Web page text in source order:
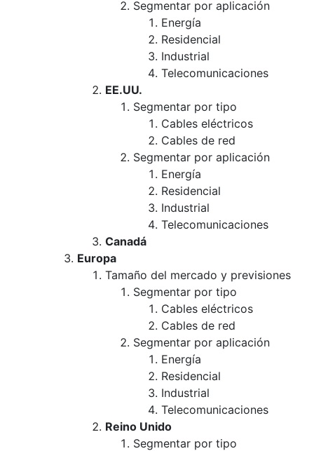
Segmentar por aplicación
Energía
Residencial
Industrial
Telecomunicaciones
EE.UU.
Segmentar por tipo
Cables eléctricos
Cables de red
Segmentar por aplicación
Energía
Residencial
Industrial
Telecomunicaciones
Canadá
Europa
Tamaño del mercado y previsiones
Segmentar por tipo
Cables eléctricos
Cables de red
Segmentar por aplicación
Energía
Residencial
Industrial
Telecomunicaciones
Reino Unido
Segmentar por tipo